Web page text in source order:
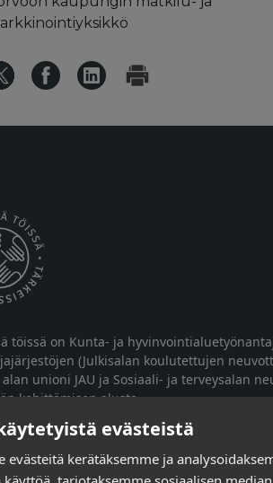
töissä on Kunta- ja
(Julkisalan koulutettujen
alan unioni JAU ja Sosiaali- ja terveysalan
kehittämisen alusta.
evästeistä
evästeitä kerätäksemme ja